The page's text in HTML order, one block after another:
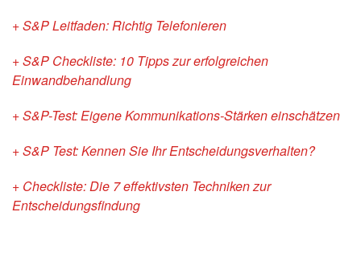
+ S&P Leitfaden: Richtig Telefonieren
+ S&P Checkliste: 10 Tipps zur erfolgreichen
Einwandbehandlung
+ S&P-Test: Eigene Kommunikations-Stärken einschätzen
+ S&P Test: Kennen Sie Ihr Entscheidungsverhalten?
+ Checkliste: Die 7 effektivsten Techniken zur
Entscheidungsfindung